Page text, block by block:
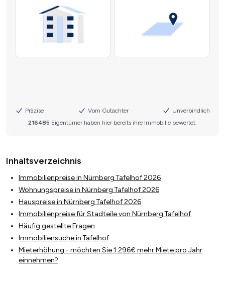
Inhaltsverzeichnis
Immobilienpreise in Nürnberg Tafelhof 2026
Wohnungspreise in Nürnberg Tafelhof 2026
Hauspreise in Nürnberg Tafelhof 2026
Immobilienpreise für Stadteile von Nürnberg Tafelhof
Häufig gestellte Fragen
Immobiliensuche in Tafelhof
Mieterhöhung - möchten Sie 1.296€ mehr Miete pro Jahr
einnehmen?